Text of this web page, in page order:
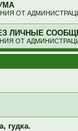
ОТ
ЛИЧНЫЕ
ОТ
гудка.